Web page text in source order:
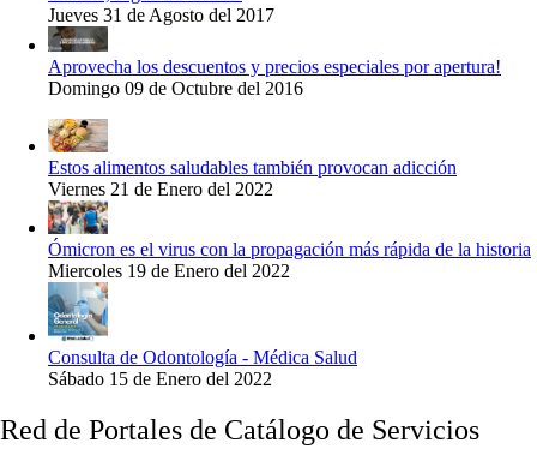
Jueves 31 de Agosto del 2017
Aprovecha los descuentos y precios especiales por apertura!
Domingo 09 de Octubre del 2016
Estos alimentos saludables también provocan adicción
Viernes 21 de Enero del 2022
Ómicron es el virus con la propagación más rápida de la historia
Miercoles 19 de Enero del 2022
Consulta de Odontología - Médica Salud
Sábado 15 de Enero del 2022
Red de Portales de Catálogo de Servicios